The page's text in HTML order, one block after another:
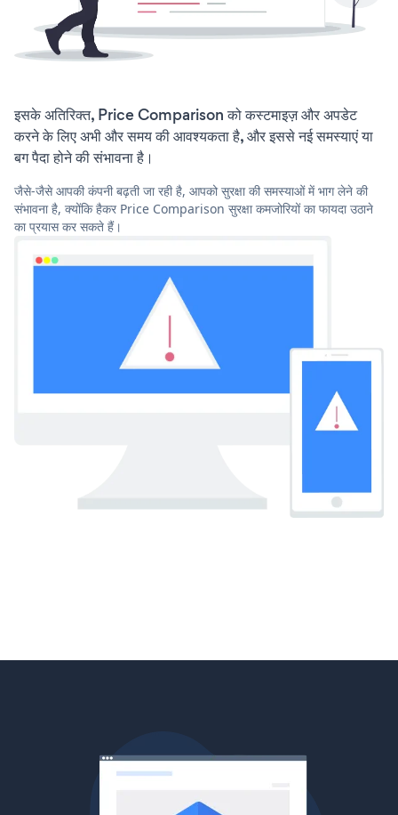
इसके अतिरिक्त, Price Comparison को कस्टमाइज़ और अपडेट
करने के लिए अभी और समय की आवश्यकता है, और इससे नई समस्याएं या
बग पैदा होने की संभावना है।
जैसे-जैसे आपकी कंपनी बढ़ती जा रही है, आपको सुरक्षा की समस्याओं में भाग लेने की
संभावना है, क्योंकि हैकर Price Comparison सुरक्षा कमजोरियों का फायदा उठाने
का प्रयास कर सकते हैं।